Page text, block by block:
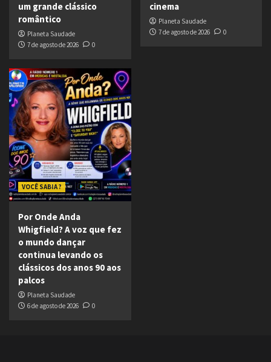
um grande clássico
romântico
Planeta Saudade
7 de agosto de 2026
0
cinema
Planeta Saudade
7 de agosto de 2026
0
VOCÊ SABIA ?
Por Onde Anda
Whigfield? A voz que fez
o mundo dançar
continua levando os
clássicos dos anos 90 aos
palcos
Planeta Saudade
6 de agosto de 2026
0